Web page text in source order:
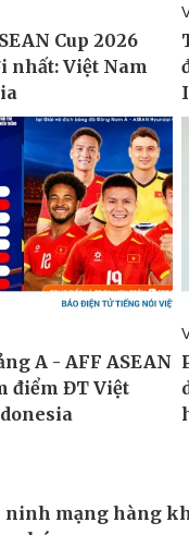
ninh mạng hàng